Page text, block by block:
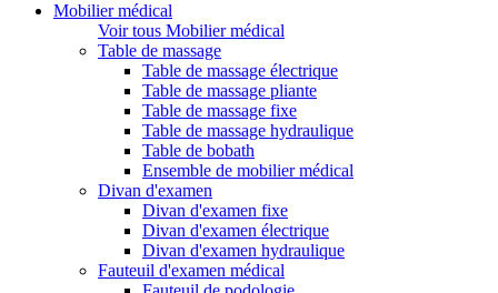
Mobilier médical
Voir tous Mobilier médical
Table de massage
Table de massage électrique
Table de massage pliante
Table de massage fixe
Table de massage hydraulique
Table de bobath
Ensemble de mobilier médical
Divan d'examen
Divan d'examen fixe
Divan d'examen électrique
Divan d'examen hydraulique
Fauteuil d'examen médical